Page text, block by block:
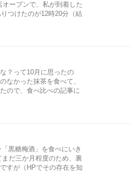
ープンで、私が到着した
つけたのが12時20分（結
？って10月に思ったの
なかった抹茶を食べて、
ので、食べ比べの記事に
黒糖梅酒」を食べにいき
だ三か月程度のため、裏
すが（HPでその存在を知